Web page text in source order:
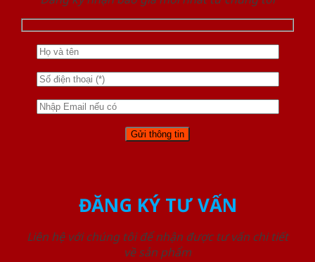
ĐĂNG KÝ TƯ VẤN
Liên hệ với chúng tôi để nhận được tư vấn chi tiết
về sản phẩm